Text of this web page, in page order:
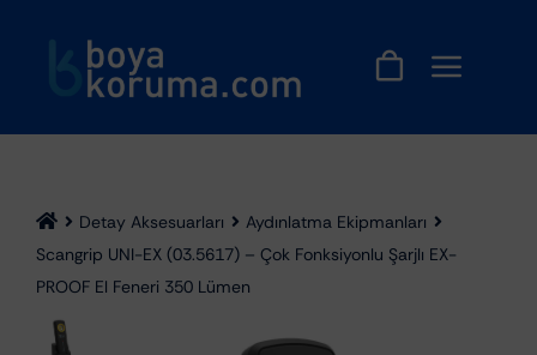
Detay Aksesuarları
Aydınlatma Ekipmanları
Scangrip UNI-EX (03.5617) – Çok Fonksiyonlu Şarjlı EX-
PROOF El Feneri 350 Lümen